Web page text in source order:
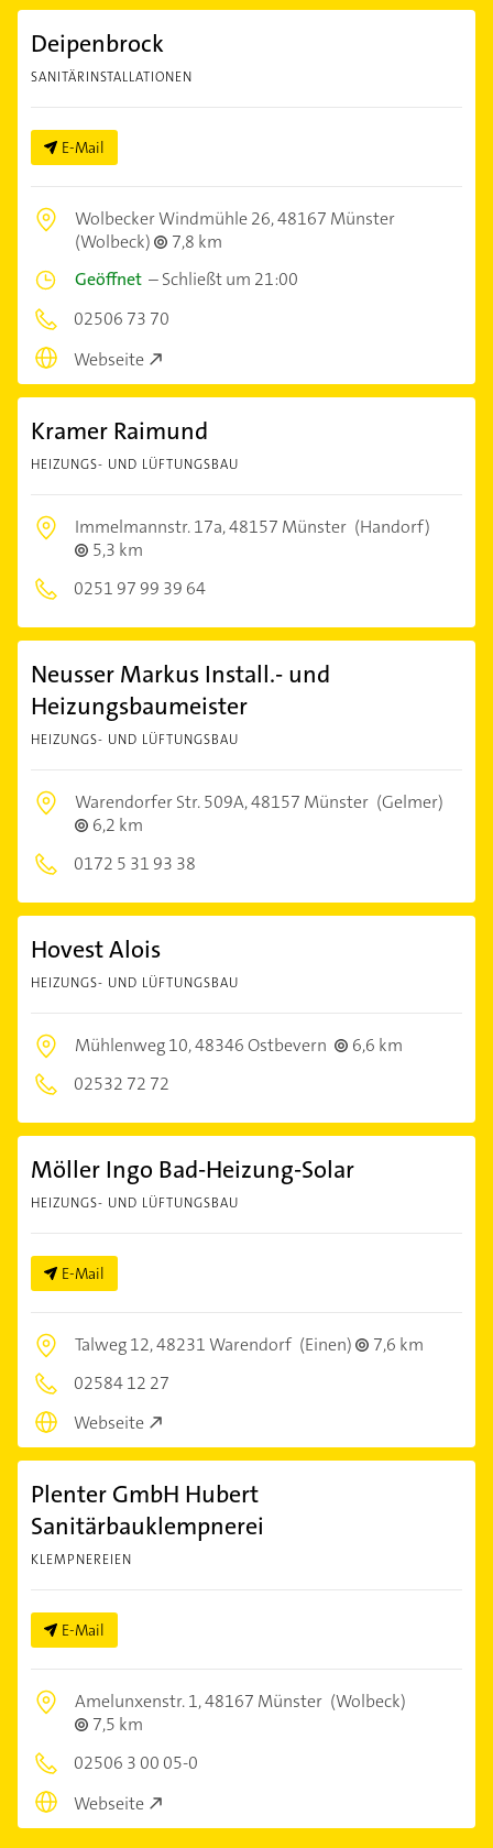
Deipenbrock
SANITÄRINSTALLATIONEN
E-Mail
Wolbecker Windmühle 26,48167 Münster
(Wolbeck)
7,8 km
Geöffnet –Schließt um 21:00
02506 73 70
Webseite
Kramer Raimund
HEIZUNGS- UND LÜFTUNGSBAU
Immelmannstr. 17a,48157 Münster (Handorf)
5,3 km
0251 97 99 39 64
Neusser Markus Install.- und
Heizungsbaumeister
HEIZUNGS- UND LÜFTUNGSBAU
Warendorfer Str. 509A,48157 Münster (Gelmer)
6,2 km
0172 5 31 93 38
Hovest Alois
HEIZUNGS- UND LÜFTUNGSBAU
Mühlenweg 10,48346 Ostbevern
6,6 km
02532 72 72
Möller Ingo Bad-Heizung-Solar
HEIZUNGS- UND LÜFTUNGSBAU
E-Mail
Talweg 12,48231 Warendorf (Einen)
7,6 km
02584 12 27
Webseite
Plenter GmbH Hubert
Sanitärbauklempnerei
KLEMPNEREIEN
E-Mail
Amelunxenstr. 1,48167 Münster (Wolbeck)
7,5 km
02506 3 00 05-0
Webseite